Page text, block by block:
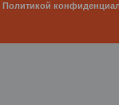
Политикой